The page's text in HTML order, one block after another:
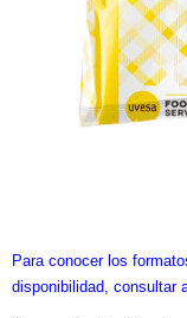
Para conocer los
disponibilidad, consultar